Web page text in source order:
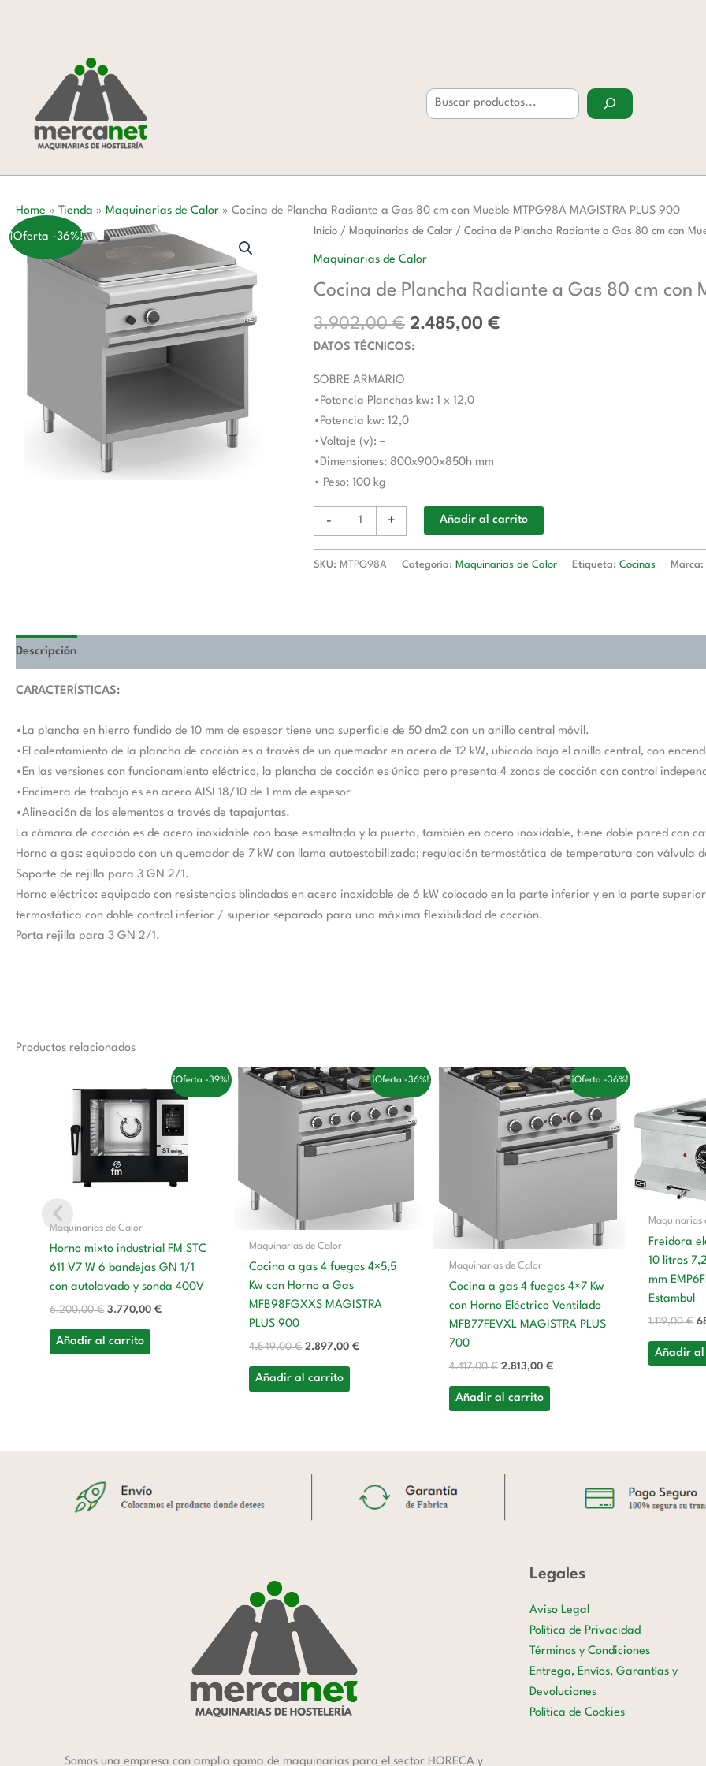
al
Home » Tienda » Maquinarias de Calor » Cocina de Plancha Radiante a Gas 80 cm con Mueble MTPG98A MAGISTRA PLUS 900
¡Oferta -36%! Inicio / Maquinarias de Calor / Cocina de Plancha Radiante a Gas 80 cm con
Maquinarias de Calor
Cocina de Plancha Radiante a Gas 80 cm con
3.902,00€
El
precio
era:
3.902,00 €.
2.485,00€
El
es:
DATOS TÉCNICOS:
SOBRE ARMARIO
•Potencia Planchas kw: 1 x 12,0
•Potencia kw: 12,0
•Voltaje (v): –
•Dimensiones: 800x900x850h mm
• Peso: 100 kg
-
Cocina
Radiante
80
cm
con
Mueble
MTPG98A
MAGISTRA
PLUS
cantidad
+ Añadir al carrito
SKU: MTPG98A Categoría: Maquinarias de Calor Etiqueta:Cocinas
Descripción
CARACTERÍSTICAS:
•La plancha en hierro fundido de 10 mm de espesor tiene una superficie de 50 dm2 con un anillo central móvil.
•El calentamiento de la plancha de cocción es a través de un quemador en acero de 12 kW, ubicado bajo el anillo central, con
•En las versiones con funcionamiento eléctrico, la plancha de cocción es única pero presenta 4 zonas de cocción con control
•Encimera de trabajo es en acero AISI 18/10 de 1 mm de espesor
•Alineación de los elementos a través de tapajuntas.
La cámara de cocción es de acero inoxidable con base esmaltada y la puerta, también en acero inoxidable, tiene doble pared con
Horno a gas: equipado con un quemador de 7 kW con llama autoestabilizada; regulación termostática de temperatura con válvula
Soporte de rejilla para 3 GN 2/1.
Horno eléctrico: equipado con resistencias blindadas en acero inoxidable de 6 kW colocado en la parte inferior y en la parte
termostática con doble control inferior / superior separado para una máxima flexibilidad de cocción.
Porta rejilla para 3 GN 2/1.
Productos relacionados
¡Oferta -39%!
Maquinarias de Calor
Horno mixto industrial FM STC
611 V7 W 6 bandejas GN 1/1
con autolavado y sonda 400V
6.200,00€
precio
original
era:
6.200,00 €.
3.770,00€
precio
actual
es:
3.770,00 €.
Añadir al carrito
¡Oferta -36%!
Maquinarias de Calor
Cocina a gas 4 fuegos 4×5,5
Kw con Horno a Gas
MFB98FGXXS MAGISTRA
PLUS 900
4.549,00€
El
precio
original
era:
4.549,00 €.
2.897,00€
El
precio
actual
es:
2.897,00 €.
Añadir al carrito
¡Oferta -36%!
Maquinarias de Calor
Cocina a gas 4 fuegos 4×7 Kw
con Horno Eléctrico Ventilado
MFB77FEVXL MAGISTRA PLUS
700
4.417,00€
El
precio
original
era:
4.417,00 €.
2.813,00 €
El
precio
actual
es:
2.813,00 €.
Añadir al carrito
Maquinarias
Freidora
10 litros
mm
Estambul
1.119,00€
Añadir
Somos una empresa con amplia gama de maquinarias para el sector HORECA y
Legales
Aviso Legal
Política de Privacidad
Términos y Condiciones
Entrega, Envíos, Garantías y
Devoluciones
Política de Cookies